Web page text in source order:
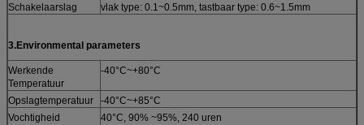
Schakelaarslag
vlak type: 0.1~0.5mm, tastbaar type: 0.6~1.5mm
3.Environmental parameters
Werkende
Temperatuur
-40°C~+80°C
Opslagtemperatuur
-40°C~+85°C
Vochtigheid
40°C, 90% ~95%, 240 uren